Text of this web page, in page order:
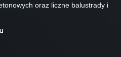
oraz liczne balustrady i